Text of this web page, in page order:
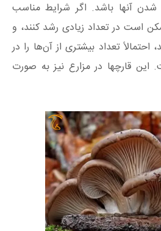
آنها باشد. اگر شرایط مناسب
است در تعداد زیادی رشد کنند، و
احتمالاً تعداد بیشتری از آن‌ها را در
این قارچها در مزارع نیز به صورت